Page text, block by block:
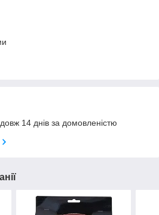
14 днів за домовленістю